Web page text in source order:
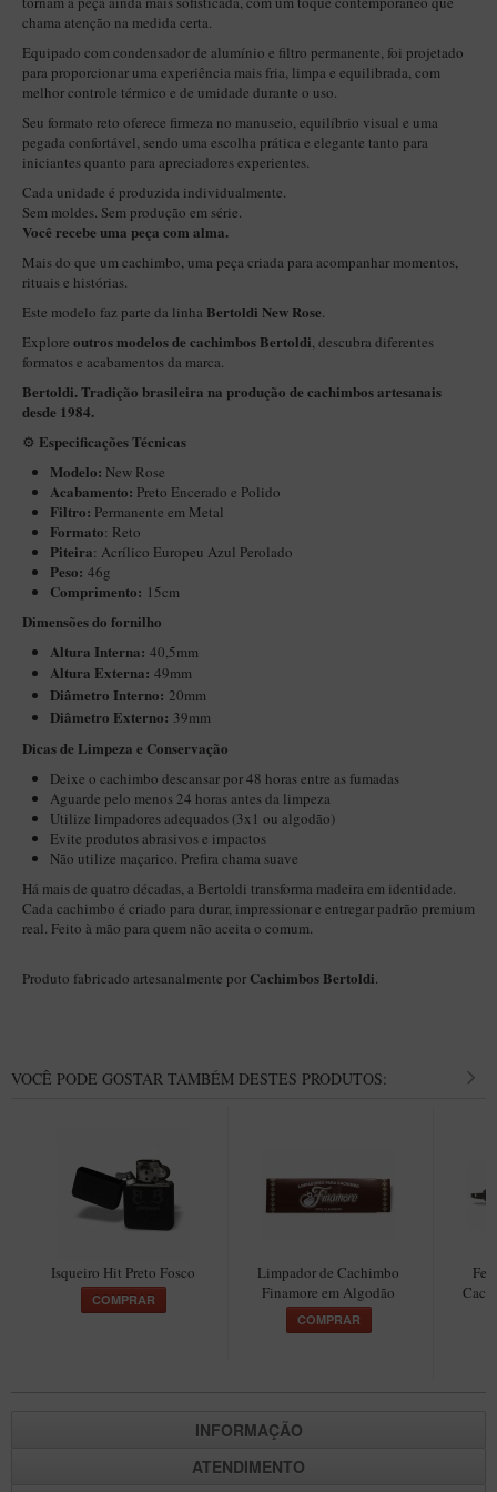
New Rose Polido
Petrus
Piccolo
Premium
Sextavado
Zuccardi
Callia
Encerado
Speciale
BB Liso e Rústico
Elite Longo
Barolo
CACHIMBOS ARTESANAIS DE BRIAR ITALIANO
Maestro – Briar Italiano
Churchwarden – Briar Italiano
Jateado
Maestro Compacto – Briar Italiano
MONTE SEU KIT/INICIANTES
Blends Para Cachimbo
Limpadores para Cachimbo
Suportes
Filtros
Isqueiros
chama atenção na medida certa.
Equipado com condensador de alumínio e filtro permanente, foi projetado
para proporcionar uma experiência mais fria, limpa e equilibrada, com
melhor controle térmico e de umidade durante o uso.
Seu formato reto oferece firmeza no manuseio, equilíbrio visual e uma
pegada confortável, sendo uma escolha prática e elegante tanto para
iniciantes quanto para apreciadores experientes.
Cada unidade é produzida individualmente.
Sem moldes. Sem produção em série.
Você recebe uma peça com alma.
Mais do que um cachimbo, uma peça criada para acompanhar momentos,
rituais e histórias.
Este modelo faz parte da linha Bertoldi New Rose.
Explore outros modelos de cachimbos Bertoldi, descubra diferentes
formatos e acabamentos da marca.
Bertoldi. Tradição brasileira na produção de cachimbos artesanais
desde 1984.
⚙️ Especificações Técnicas
Modelo: New Rose
Acabamento: Preto Encerado e Polido
Filtro: Permanente em Metal
Formato: Reto
Piteira: Acrílico Europeu Azul Perolado
Peso: 46g
Comprimento: 15cm
Dimensões do fornilho
Altura Interna: 40,5mm
Altura Externa: 49mm
Diâmetro Interno: 20mm
Diâmetro Externo: 39mm
Dicas de Limpeza e Conservação
Deixe o cachimbo descansar por 48 horas entre as fumadas
Aguarde pelo menos 24 horas antes da limpeza
Utilize limpadores adequados (3x1 ou algodão)
Evite produtos abrasivos e impactos
Não utilize maçarico. Prefira chama suave
Há mais de quatro décadas, a Bertoldi transforma madeira em identidade.
Cada cachimbo é criado para durar, impressionar e entregar padrão premium
real. Feito à mão para quem não aceita o comum.
Produto fabricado artesanalmente por Cachimbos Bertoldi.
VOCÊ PODE GOSTAR TAMBÉM DESTES PRODUTOS:
Isqueiro Hit Preto Fosco
COMPRAR
Limpador de Cachimbo
Finamore em Algodão
COMPRAR
INFORMAÇÃO
ATENDIMENTO